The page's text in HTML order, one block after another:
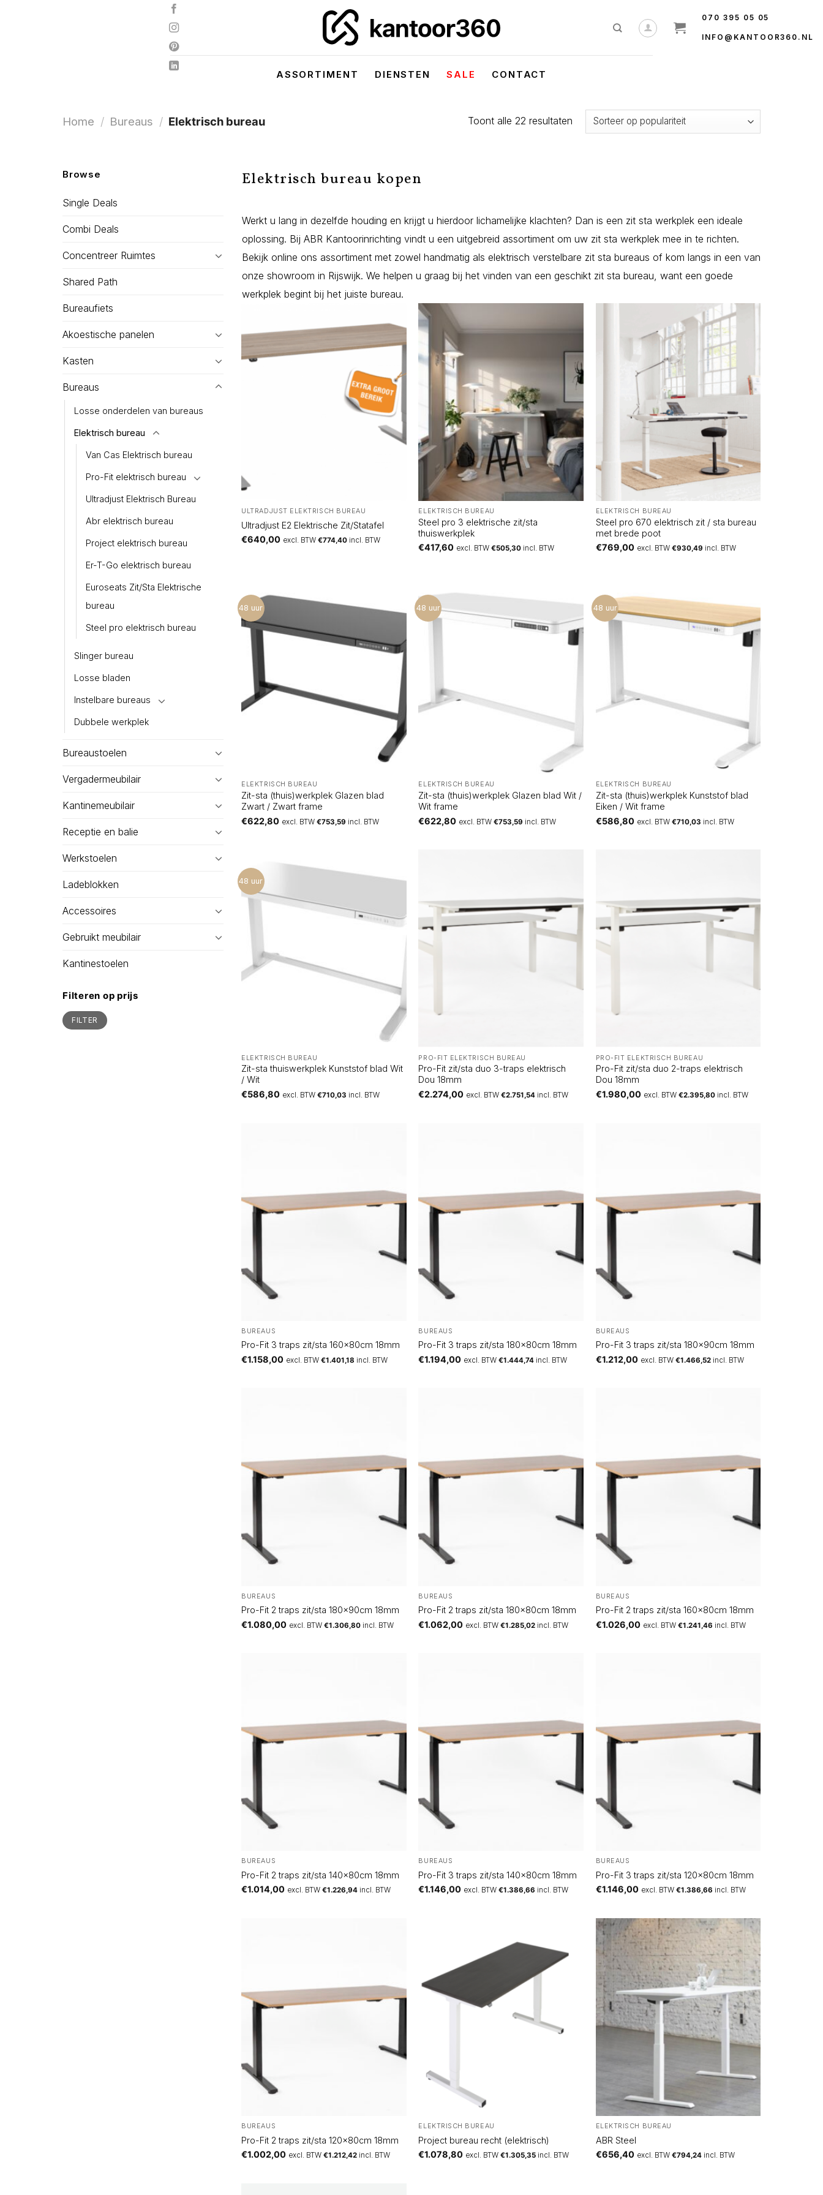
070 395 05 05
INFO@KANTOOR360.NL
ASSORTIMENT DIENSTEN SALE CONTACT
Home / Bureaus / Elektrisch bureau Toont alle 22 resultatenGesorteerd
Browse
Single Deals
Combi Deals
Concentreer Ruimtes
Shared Path
Bureaufiets
Akoestische panelen
Kasten
Bureaus
Losse onderdelen van bureaus
Elektrisch bureau
Van Cas Elektrisch bureau
Pro-Fit elektrisch bureau
Ultradjust Elektrisch Bureau
Abr elektrisch bureau
Project elektrisch bureau
Er-T-Go elektrisch bureau
Euroseats Zit/Sta Elektrische
bureau
Steel pro elektrisch bureau
Slinger bureau
Losse bladen
Instelbare bureaus
Dubbele werkplek
Bureaustoelen
Vergadermeubilair
Kantinemeubilair
Receptie en balie
Werkstoelen
Ladeblokken
Accessoires
Gebruikt meubilair
Kantinestoelen
Filteren op prijs
Min.
prijs
Max.
prijsFILTER
Elektrisch bureau kopen
Werkt u lang in dezelfde houding en krijgt u hierdoor lichamelijke klachten? Dan is een zit sta werkplek een ideale
oplossing. Bij ABR Kantoorinrichting vindt u een uitgebreid assortiment om uw zit sta werkplek mee in te richten.
Bekijk online ons assortiment met zowel handmatig als elektrisch verstelbare zit sta bureaus of kom langs in een van
onze showroom in Rijswijk. We helpen u graag bij het vinden van een geschikt zit sta bureau, want een goede
werkplek begint bij het juiste bureau.
ULTRADJUST ELEKTRISCH BUREAU
Ultradjust E2 Elektrische Zit/Statafel
€640,00 excl. BTW€774,40 incl. BTW
ELEKTRISCH BUREAU
Steel pro 3 elektrische zit/sta
thuiswerkplek
€417,60 excl. BTW€505,30 incl. BTW
ELEKTRISCH BUREAU
Steel pro 670 elektrisch zit / sta bureau
met brede poot
€769,00 excl. BTW €930,49 incl. BTW
48 uur
ELEKTRISCH BUREAU
Zit-sta (thuis)werkplek Glazen blad
Zwart / Zwart frame
€622,80 excl. BTW€753,59 incl. BTW
48 uur
ELEKTRISCH BUREAU
Zit-sta (thuis)werkplek Glazen blad Wit /
Wit frame
€622,80 excl. BTW€753,59 incl. BTW
48 uur
ELEKTRISCH BUREAU
Zit-sta (thuis)werkplek Kunststof blad
Eiken / Wit frame
€586,80 excl. BTW €710,03 incl. BTW
48 uur
ELEKTRISCH BUREAU
Zit-sta thuiswerkplek Kunststof blad Wit
/ Wit
€586,80 excl. BTW€710,03 incl. BTW
PRO-FIT ELEKTRISCH BUREAU
Pro-Fit zit/sta duo 3-traps elektrisch
Dou 18mm
€2.274,00 excl. BTW€2.751,54 incl. BTW
PRO-FIT ELEKTRISCH BUREAU
Pro-Fit zit/sta duo 2-traps elektrisch
Dou 18mm
€1.980,00 excl. BTW €2.395,80incl. BTW
BUREAUS
Pro-Fit 3 traps zit/sta 160x80cm 18mm
€1.158,00 excl. BTW€1.401,18 incl. BTW
BUREAUS
Pro-Fit 3 traps zit/sta 180x80cm 18mm
€1.194,00 excl. BTW€1.444,74 incl. BTW
BUREAUS
Pro-Fit 3 traps zit/sta 180x90cm 18mm
€1.212,00 excl. BTW €1.466,52incl. BTW
BUREAUS
Pro-Fit 2 traps zit/sta 180x90cm 18mm
€1.080,00 excl. BTW€1.306,80 incl. BTW
BUREAUS
Pro-Fit 2 traps zit/sta 180x80cm 18mm
€1.062,00 excl. BTW€1.285,02 incl. BTW
BUREAUS
Pro-Fit 2 traps zit/sta 160x80cm 18mm
€1.026,00 excl. BTW €1.241,46 incl. BTW
BUREAUS
Pro-Fit 2 traps zit/sta 140x80cm 18mm
€1.014,00 excl. BTW€1.226,94 incl. BTW
BUREAUS
Pro-Fit 3 traps zit/sta 140x80cm 18mm
€1.146,00 excl. BTW€1.386,66 incl. BTW
BUREAUS
Pro-Fit 3 traps zit/sta 120x80cm 18mm
€1.146,00 excl. BTW €1.386,66 incl. BTW
BUREAUS
Pro-Fit 2 traps zit/sta 120x80cm 18mm
€1.002,00 excl. BTW€1.212,42 incl. BTW
ELEKTRISCH BUREAU
Project bureau recht (elektrisch)
€1.078,80 excl. BTW€1.305,35 incl. BTW
ELEKTRISCH BUREAU
ABR Steel
€656,40 excl. BTW €794,24incl. BTW